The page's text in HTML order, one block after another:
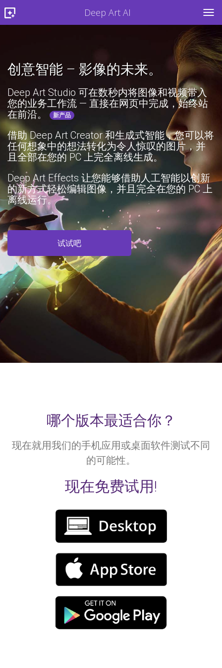
Deep Art AI
创意智能 – 影像的未来。
Deep Art Studio 可在数秒内将图像和视频带入
您的业务工作流 — 直接在网页中完成，始终站
在前沿。
新产品
借助 Deep Art Creator 和生成式智能，您可以将
任何想象中的想法转化为令人惊叹的图片，并
且全部在您的 PC 上完全离线生成。
Deep Art Effects 让您能够借助人工智能以创新
的新方式轻松编辑图像，并且完全在您的 PC 上
离线运行。
试试吧
哪个版本最适合你？
现在就用我们的手机应用或桌面软件测试不同
的可能性。
现在免费试用!